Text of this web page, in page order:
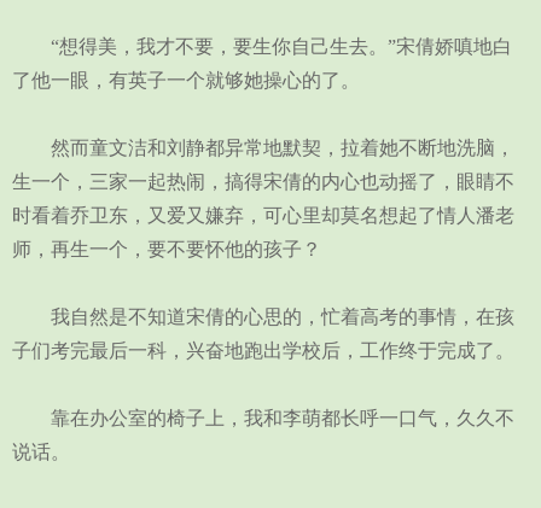
“想得美，我才不要，要生你自己生去。”宋倩娇嗔地白
了他一眼，有英子一个就够她操心的了。
然而童文洁和刘静都异常地默契，拉着她不断地洗脑，
生一个，三家一起热闹，搞得宋倩的内心也动摇了，眼睛不
时看着乔卫东，又爱又嫌弃，可心里却莫名想起了情人潘老
师，再生一个，要不要怀他的孩子？
我自然是不知道宋倩的心思的，忙着高考的事情，在孩
子们考完最后一科，兴奋地跑出学校后，工作终于完成了。
靠在办公室的椅子上，我和李萌都长呼一口气，久久不
说话。